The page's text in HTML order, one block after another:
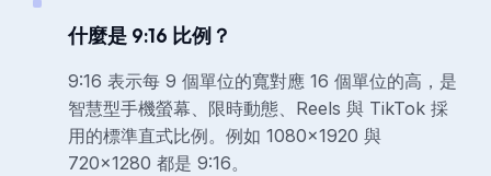
什麼是 9:16 比例？
9:16 表示每 9 個單位的寬對應 16 個單位的高，是
智慧型手機螢幕、限時動態、Reels 與 TikTok 採
用的標準直式比例。例如 1080×1920 與
720×1280 都是 9:16。